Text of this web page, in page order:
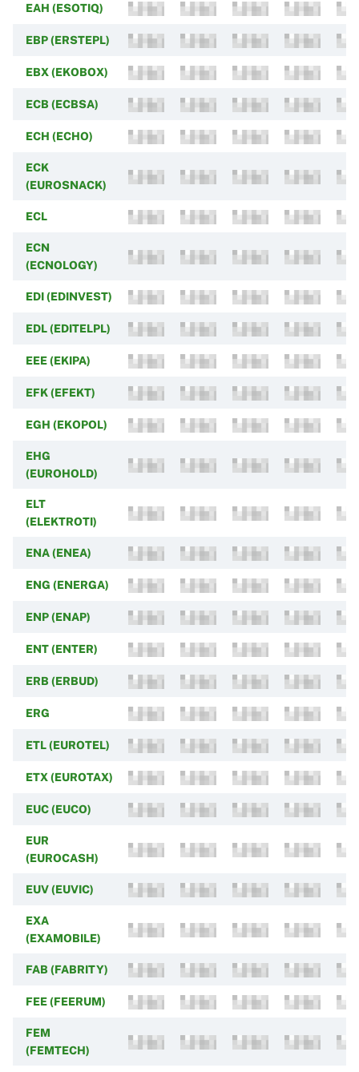
EAH (ESOTIQ)
EBP (ERSTEPL)
EBX (EKOBOX)
ECB (ECBSA)
ECH (ECHO)
ECK
(EUROSNACK)
ECL
ECN
(ECNOLOGY)
EDI (EDINVEST)
EDL (EDITELPL)
EEE (EKIPA)
EFK (EFEKT)
EGH (EKOPOL)
EHG
(EUROHOLD)
ELT
(ELEKTROTI)
ENA (ENEA)
ENG (ENERGA)
ENP (ENAP)
ENT (ENTER)
ERB (ERBUD)
ERG
ETL (EUROTEL)
ETX (EUROTAX)
EUC (EUCO)
EUR
(EUROCASH)
EUV (EUVIC)
EXA
(EXAMOBILE)
FAB (FABRITY)
FEE (FEERUM)
FEM
(FEMTECH)